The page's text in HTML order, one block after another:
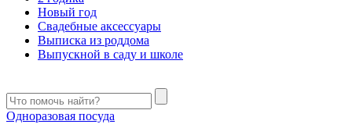
Новый год
Свадебные аксессуары
Выписка из роддома
Выпускной в саду и школе
Одноразовая посуда